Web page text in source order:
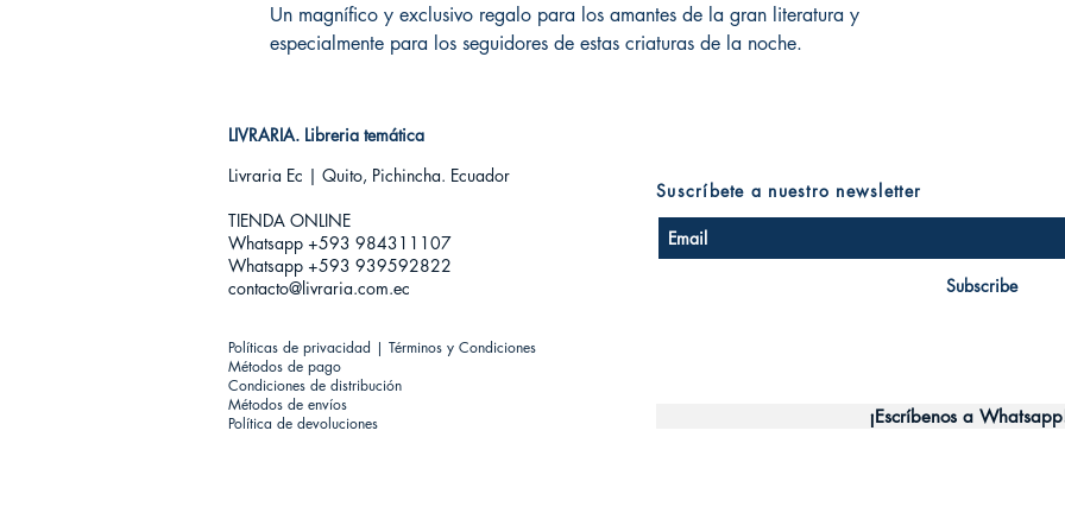
Un magnífico y exclusivo regalo para los amantes de la gran literatura y
especialmente para los seguidores de estas criaturas de la noche.
LIVRARIA. Libreria temática
Livraria Ec | Quito, Pichincha. Ecuador
TIENDA ONLINE​
Whatsapp +593 984311107
Whatsapp +593 939592822
contacto@livraria.com.ec
Políticas de privacidad | Términos y Condiciones
Métodos de pago
Condiciones de distribución
Métodos de envíos
Política de devoluciones
Subscribe
Suscríbete a nuestro newsletter
¡Escríbenos a